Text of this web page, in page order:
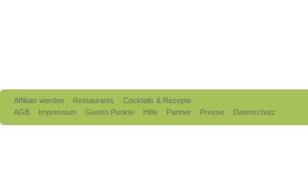
Affiliate werden Restaurants
Cocktails & Rezepte
AGB
Impressum Gastro Punkte Hilfe Partner Presse Datenschutz